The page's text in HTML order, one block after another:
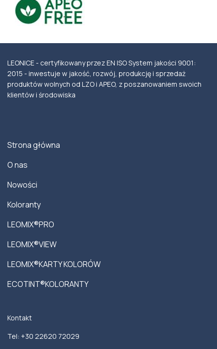
LEONICE - certyfikowany przez EN ISO System jakości 9001:
2015 - inwestuje w jakość, rozwój, produkcję i sprzedaż
produktów wolnych od LZO i APEO, z poszanowaniem swoich
klientów i środowiska
Strona główna
O nas
Nowości
Koloranty
LEOMIX®PRO
LEOMIX®VIEW
LEOMIX®KARTY KOLORÓW
ECOTINT®KOLORANTY
Kontakt
Tel: +30 22620 72029